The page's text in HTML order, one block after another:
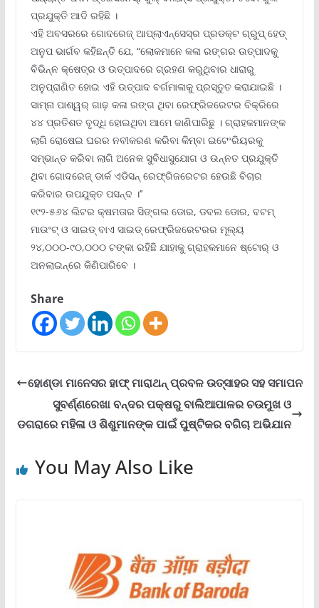
ପ୍ରଯୁକ୍ତି ଆଦି ରହିଛି ।
ଏହି ଅବସରରେ ଗୋଦରେଜ୍ ଆପ୍ଲାଏନ୍‌ସେସ୍‌ର ପ୍ରଡକ୍ଟ ଗ୍ରୁପ୍ ହେଡ୍
ଅନୁପ ଭାର୍ଗବ କହିଛନ୍ତି ଯେ, “ଲୋକମାନେ କଳା ରଙ୍ଗର ଉତ୍ପାଦକୁ
ବିଭିନ୍ନ କ୍ଷେତ୍ର ଓ ଉତ୍ପାଦରେ ଗ୍ରହଣ କରୁଥିବାର ଧାରାରୁ
ଅନୁପ୍ରାଣିତ ହୋଇ ଏହି ଉତ୍ପାଦ ବର୍ଗମାଳାକୁ ପ୍ରସ୍ତୁତ କରାଯାଇଛି ।
ସାମ୍ନା ପାଶ୍ୱର୍ ଗାଢ଼ କଳା ରଙ୍ଗ ଥିବା ରେଫ୍ରିଜରେଟର ବିକ୍ରିରେ
୪୪ ପ୍ରତିଶତ ବୃଦ୍ଧି ହୋଇଥିବା ଆମେ ଜାଣିପାରିଛୁ । ଗ୍ରାହକମାନଙ୍କ
ଲାଗି ରୋଷେଇ ଘରର ନବୀକରଣ କରିବା କିମ୍ବା ଇଟେଂରିୟରକୁ
ସମ୍ଭାନ୍ତ କରିବା ଲାଗି ଅନେକ ସୁବିଧାସୁଯୋଗ ଓ ଉନ୍ନତ ପ୍ରଯୁକ୍ତି
ଥିବା ଗୋଦରେଜ୍ ଡାର୍କ ଏଡିସନ୍ ରେଫ୍ରିଜରେଟର ହେଉଛି ବିଚାର
କରିବାର ଉପଯୁକ୍ତ ପସନ୍ଦ ।’’
୧୯୨-୫୬୪ ଲିଟର କ୍ଷମତାର ସିଙ୍ଗଲ ଡୋର, ଡବଲ ଡୋର, ବଟମ୍
ମାଉଂଟ୍ ଓ ସାଇଡ୍ ବାଏ ସାଇଡ୍ ରେଫ୍ରିଜରେଟରର ମୂଲ୍ୟ
୨୪,୦୦୦-୯୦,୦୦୦ ଟଙ୍କା ରହିଛି ଯାହାକୁ ଗ୍ରାହକମାନେ ଷ୍ଟୋର୍ ଓ
ଅନଲାଇନ୍‌ରେ କିଣିପାରିବେ ।
Share
ହୋଣ୍ଡା ମାନେସର ହାଫ୍ ମାରାଥନ୍ ପ୍ରବଳ ଉତ୍ସାହର ସହ ସମାପନ
ସୁବର୍ଣ୍ଣରେଖା ବନ୍ଦର ପକ୍ଷରୁ ବାଲିଆପାଳର ଚଉମୁଖ ଓ
ଡଗରାରେ ମହିଳା ଓ ଶିଶୁମାନଙ୍କ ପାଇଁ ପୁଷ୍ଟିକର ବଗିଚା ଅଭିଯାନ
You May Also Like